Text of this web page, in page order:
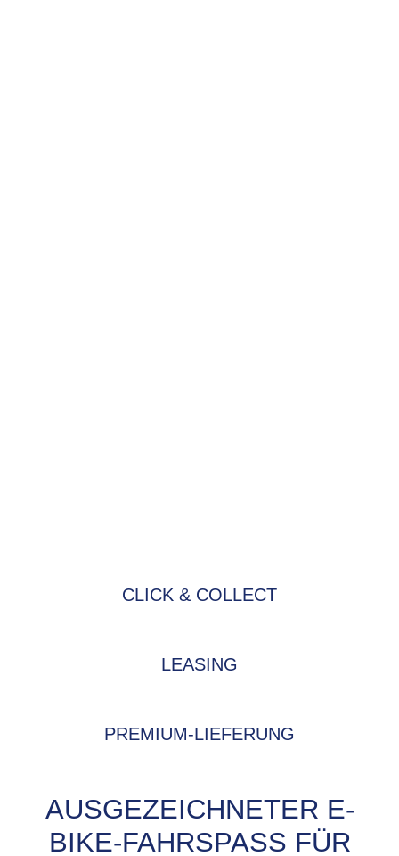
CLICK & COLLECT
LEASING
PREMIUM-LIEFERUNG
AUSGEZEICHNETER E-
BIKE-FAHRSPASS FÜR J